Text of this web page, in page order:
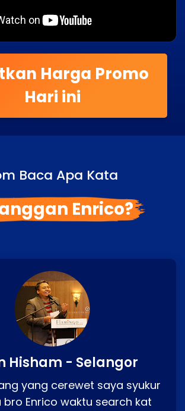
Harga Promo
Hari ini
Baca Apa Kata
Enrico?
Hisham - Selangor
yang cerewet saya syukur
Enrico waktu search kat